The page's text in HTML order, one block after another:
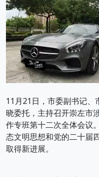
11月21日，市委副书记
晓委托，主持召开崇左市
作专班第十二次全体会议
态文明思想和党的二十届
取得新进展。